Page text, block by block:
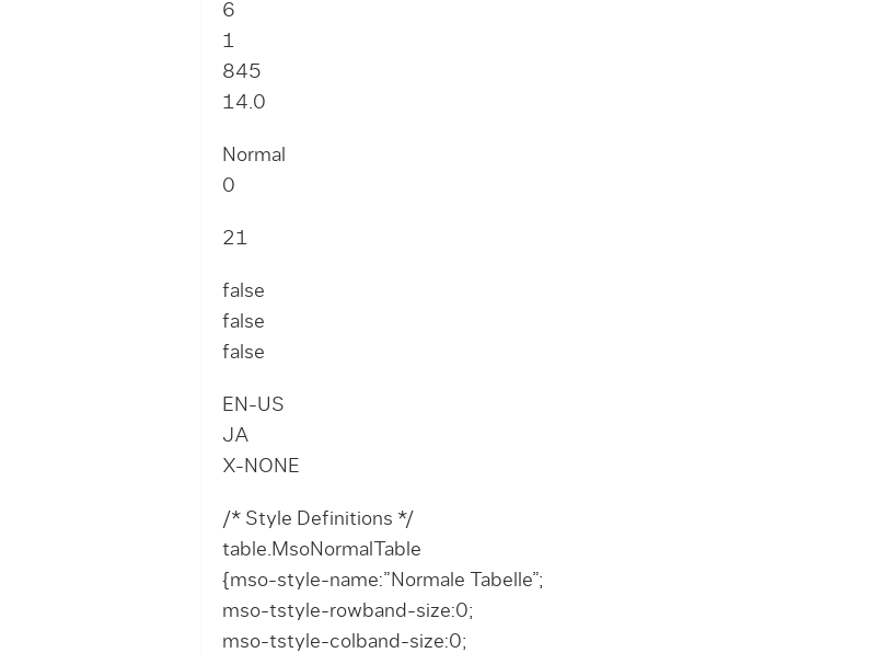
6
1
845
14.0
Normal
0
21
false
false
false
EN-US
JA
X-NONE
/* Style Definitions */
table.MsoNormalTable
{mso-style-name:”Normale Tabelle”;
mso-tstyle-rowband-size:0;
mso-tstyle-colband-size:0;